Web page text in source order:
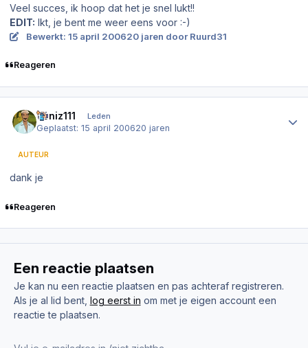
Veel succes, ik hoop dat het je snel lukt!!
EDIT: Ikt, je bent me weer eens voor :-)
Bewerkt: 15 april 200620 jaren door Ruurd31
Reageren
deniz111 Leden
Geplaatst:15 april 200620 jaren
AUTEUR
dank je
Reageren
Een reactie plaatsen
Je kan nu een reactie plaatsen en pas achteraf registreren.
Als je al lid bent, log eerst in om met je eigen account een
reactie te plaatsen.